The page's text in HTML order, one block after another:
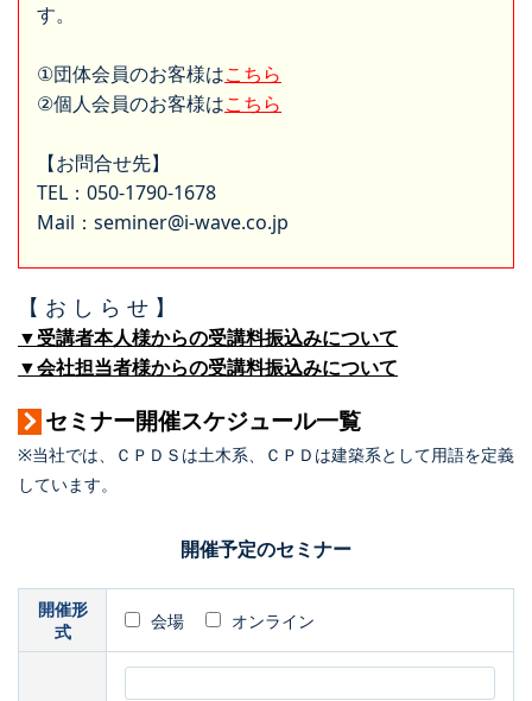
す。
①団体会員のお客様はこちら
②個人会員のお客様はこちら
【お問合せ先】
TEL：050-1790-1678
Mail：seminer@i-wave.co.jp
【 お し ら せ 】
▼受講者本人様からの受講料振込みについて
▼会社担当者様からの受講料振込みについて
セミナー開催スケジュール一覧
※当社では、ＣＰＤＳは土木系、ＣＰＤは建築系として用語を定義
しています。
開催予定のセミナー
開催形
式
会場 オンライン